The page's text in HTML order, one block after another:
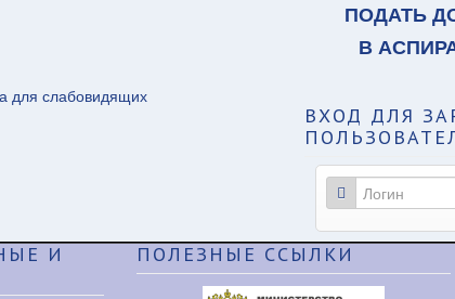
для слабовидящих
ПОДАТЬ
В
ВХОД ДЛЯ
И
ПОЛЕЗНЫЕ ССЫЛКИ